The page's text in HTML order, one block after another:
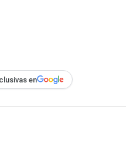
en